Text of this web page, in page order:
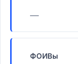
—
ФОИВы